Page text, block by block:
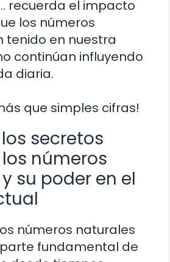
recuerda el impacto
los números
tenido en nuestra
continúan influyendo
diaria.
que simples cifras!
secretos
números
su poder en el
números naturales
fundamental de